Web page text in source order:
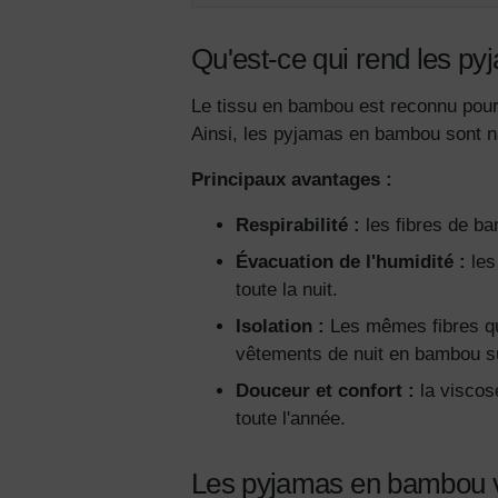
Qu'est-ce qui rend les
Le tissu en bambou est reconnu
Ainsi, les pyjamas en bambou sont
Principaux avantages :
Respirabilité : les fibres de
Évacuation de l'humidité :
toute la nuit.
Isolation : Les mêmes fibres
vêtements de nuit en bambou
Douceur et confort : la
toute l'année.
Les pyjamas en bambou